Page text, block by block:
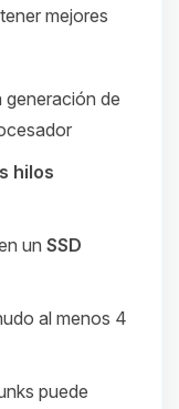
mejores
generación de
hilos
un SSD
al menos 4
puede